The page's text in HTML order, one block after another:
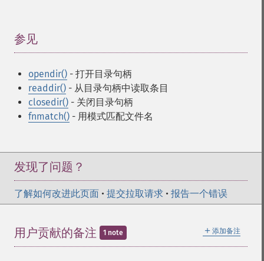
参见
opendir() - 打开目录句柄
readdir() - 从目录句柄中读取条目
closedir() - 关闭目录句柄
fnmatch() - 用模式匹配文件名
发现了问题？
了解如何改进此页面 • 提交拉取请求 • 报告一个错误
＋ 添加备注
用户贡献的备注 1 note